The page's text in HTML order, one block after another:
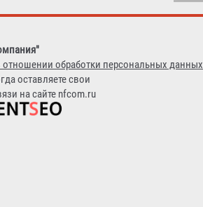
отношении обработки персональных данных
оставляете свои
на сайте nfcom.ru